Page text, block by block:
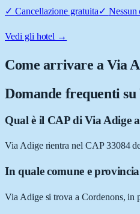
✓ Cancellazione gratuita✓ Nessun
Vedi gli hotel →
Come arrivare aVia
Domande frequenti su
Qual è il CAP di Via Adige
Via Adige rientra nel CAP 33084
In quale comune e
Via Adige si trova a Cordenons,